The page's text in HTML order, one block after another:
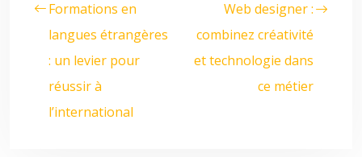
Formations en
langues étrangères
: un levier pour
réussir à
l’international
Web designer :
combinez créativité
et technologie dans
ce métier